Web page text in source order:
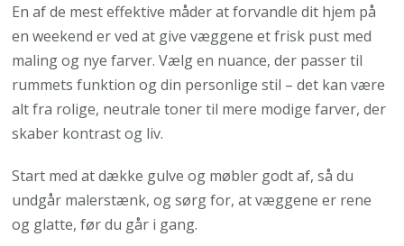
En af de mest effektive måder at forvandle dit hjem på
en weekend er ved at give væggene et frisk pust med
maling og nye farver. Vælg en nuance, der passer til
rummets funktion og din personlige stil – det kan være
alt fra rolige, neutrale toner til mere modige farver, der
skaber kontrast og liv.
Start med at dække gulve og møbler godt af, så du
undgår malerstænk, og sørg for, at væggene er rene
og glatte, før du går i gang.